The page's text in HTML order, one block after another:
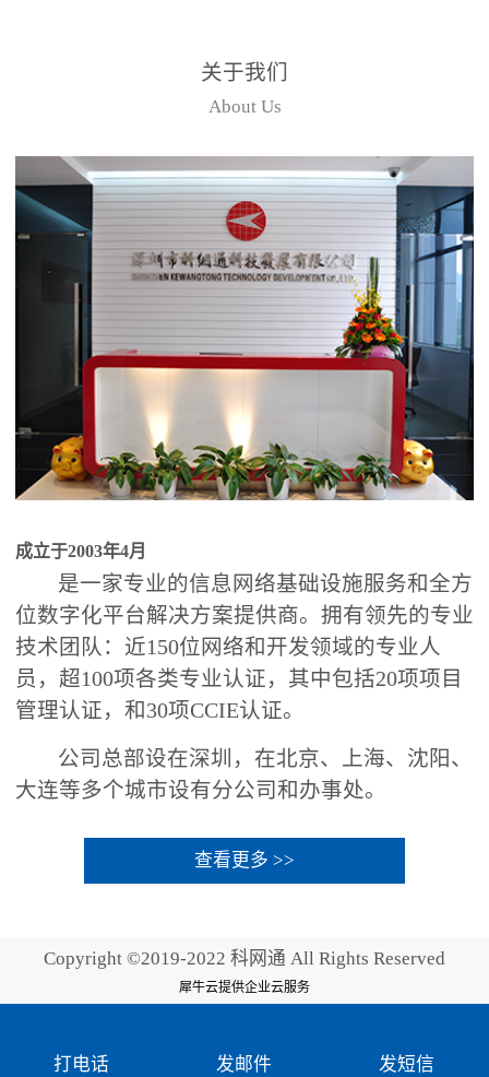
关于我们
About Us
成立于2003年4月
是一家专业的信息网络基础设施服务和全方
位数字化平台解决方案提供商。拥有领先的专业
技术团队：近150位网络和开发领域的专业人
员，超100项各类专业认证，其中包括20项项目
管理认证，和30项CCIE认证。
公司总部设在深圳，在北京、上海、沈阳、
大连等多个城市设有分公司和办事处。
查看更多 >>
Copyright ©2019-2022 科网通 All Rights Reserved
犀牛云提供企业云服务
打电话 发邮件 发短信